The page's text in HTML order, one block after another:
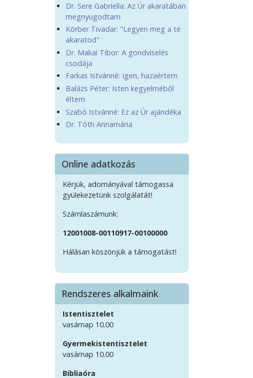
Dr. Sere Gabriella: Az Úr akaratában
megnyugodtam
Körber Tivadar: "Legyen meg a te
akaratod"
Dr. Makai Tibor: A gondviselés
csodája
Farkas Istvánné: Igen, hazaértem
Balázs Péter: Isten kegyelméből
éltem
Szabó Istvánné: Ez az Úr ajándéka
Dr. Tóth Annamária
Online adatkozás
Kérjük, adományával támogassa
gyülekezetünk szolgálatát!
Számlaszámunk:
12001008-00110917-00100000
Hálásan köszönjük a támogatást!
Rendszeres alkalmaink
Istentisztelet
vasárnap 10.00
Gyermekistentisztelet
vasárnap 10.00
Bibliaóra